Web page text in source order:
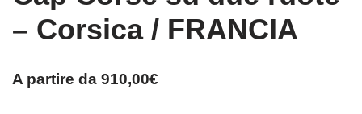
– Corsica / FRANCIA
A partire da 910,00€